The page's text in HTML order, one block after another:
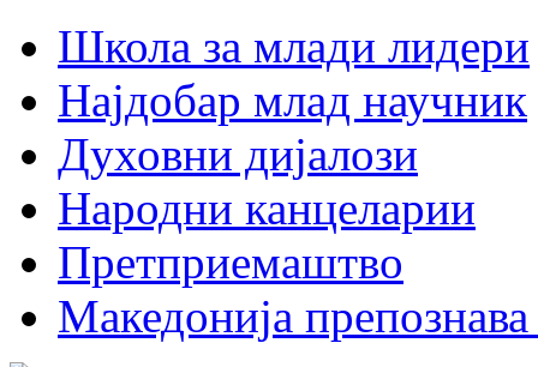
Школа за млади лидери
Најдобар млад научник
Духовни дијалози
Народни канцеларии
Претприемаштво
Македонија